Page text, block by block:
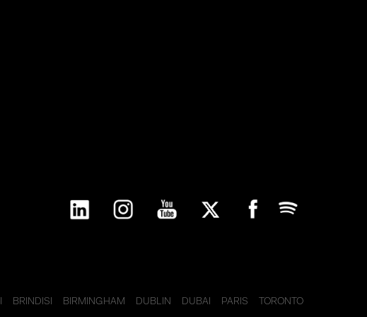
BRINDISI BIRMINGHAM DUBLIN DUBAI PARIS TORONTO